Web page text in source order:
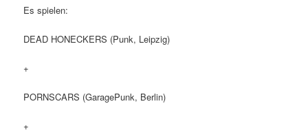
Es spielen:
DEAD HONECKERS (Punk, Leipzig)
+
PORNSCARS (GaragePunk, Berlin)
+